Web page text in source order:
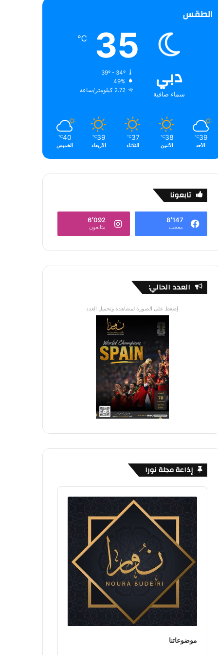
الطقس
دبي
سماء صافية
35
℃
39º - 34º
49%
2.72 كيلومتر/ساعة
39
℃
الأحد
38
℃
الأثنين
37
℃
الثلاثاء
39
℃
الأربعاء
40
℃
الخميس
تابعونا
8٬147
معجب
6٬092
متابعون
العدد الحالي:
إضغط على الصورة لمشاهدة وتحميل العدد
إذاعة مجلة نورا
Audio
Player
موضوعاتنا